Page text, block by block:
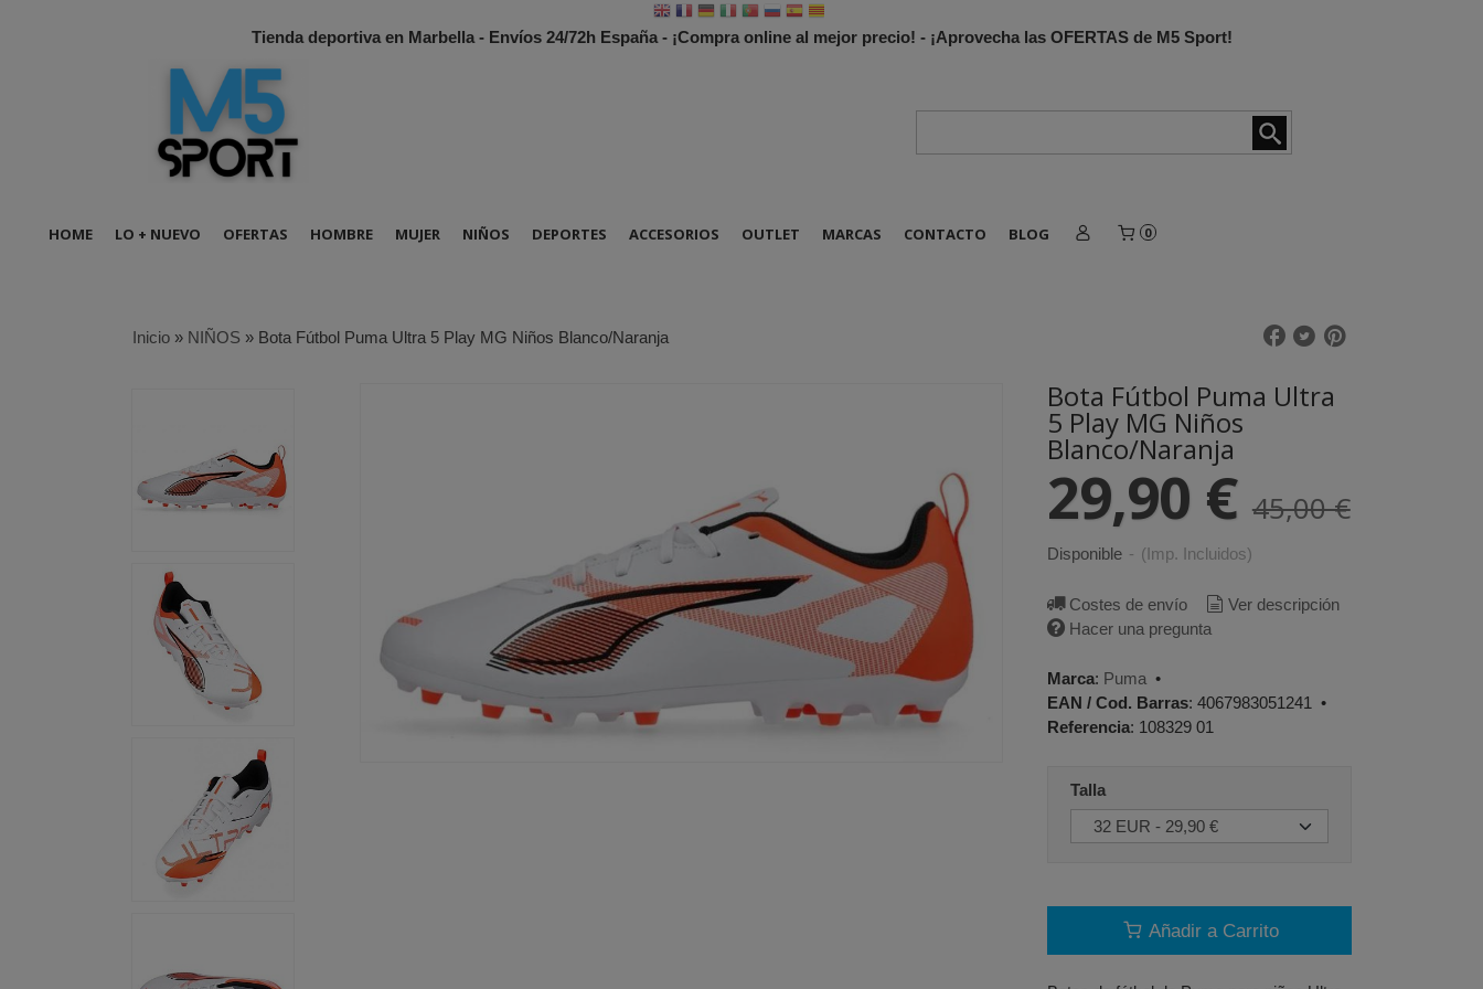
Tienda deportiva en Marbella - Envíos 24/72h España - ¡Compra online al mejor precio! - ¡Aprovecha las OFERTAS de M5 Sport!
HOME LO + NUEVO OFERTAS HOMBRE MUJER NIÑOS DEPORTES ACCESORIOS OUTLET MARCAS CONTACTO BLOG 0
Inicio» NIÑOS » Bota Fútbol Puma Ultra 5 Play MG Niños Blanco/Naranja
Bota Fútbol Puma Ultra
5 Play MG Niños
Blanco/Naranja
29,90 € 45,00 €
Disponible - (Imp. Incluidos)
Costes de envío
Ver descripción
Hacer una pregunta
Marca: Puma •
EAN / Cod. Barras: 4067983051241
•
Referencia: 108329 01
Talla
Añadir a Carrito